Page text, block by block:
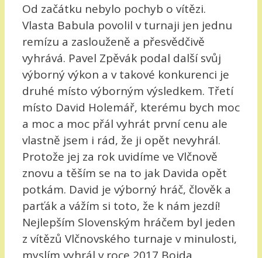
Od začátku nebylo pochyb o vítězi.
Vlasta Babula povolil v turnaji jen jednu
remízu a zaslouženě a přesvědčivě
vyhrává. Pavel Zpěvák podal další svůj
výborný výkon a v takové konkurenci je
druhé místo výborným výsledkem. Třetí
místo David Holemář, kterému bych moc
a moc a moc přál vyhrát první cenu ale
vlastně jsem i rád, že ji opět nevyhrál.
Protože jej za rok uvidíme ve Vlčnově
znovu a těším se na to jak Davida opět
potkám. David je výborný hráč, člověk a
parťák a vážím si toto, že k nám jezdí!
Nejlepším Slovenským hráčem byl jeden
z vítězů Vlčnovského turnaje v minulosti,
myslím vyhrál v roce 2017 Bojda